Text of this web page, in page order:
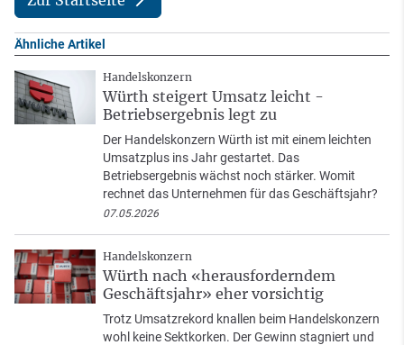
Ähnliche Artikel
Handelskonzern
Würth steigert Umsatz leicht -
Betriebsergebnis legt zu
Der Handelskonzern Würth ist mit einem leichten
Umsatzplus ins Jahr gestartet. Das
Betriebsergebnis wächst noch stärker. Womit
rechnet das Unternehmen für das Geschäftsjahr?
07.05.2026
Handelskonzern
Würth nach «herausforderndem
Geschäftsjahr» eher vorsichtig
Trotz Umsatzrekord knallen beim Handelskonzern
wohl keine Sektkorken. Der Gewinn stagniert und